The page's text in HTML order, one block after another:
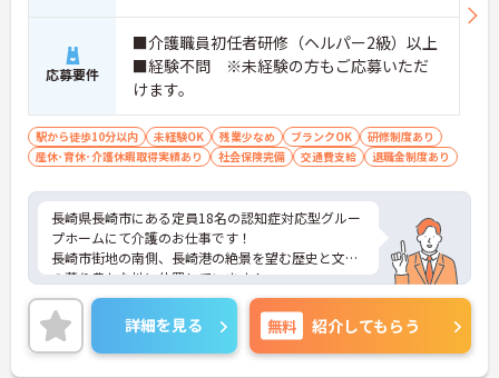
応募要件
■介護職員初任者研修（ヘルパー2級）以上
■経験不問 ※未経験の方もご応募いただ
けます。
駅から徒歩10分以内 未経験OK 残業少なめ ブランクOK
研修制度あり
産休･育休･介護休暇取得実績あり
社会保険完備 交通費支給 退職金制度あり
長崎県長崎市にある定員18名の認知症対応型グルー
プホームにて介護のお仕事です！
長崎市街地の南側、長崎港の絶景を望む歴史と文化
の薫り豊かな地に位置しています！
社会保険完備はもちろん、福利厚生補助制度や保養
施設など充実した福利厚生をご用意♪
三菱電機グループならではの働きやすい環境が整っ
ています◎
詳細を見る 無料 紹介してもらう